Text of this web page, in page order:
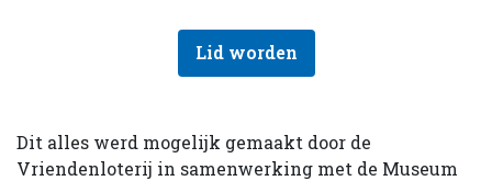
Lid worden
Dit alles werd mogelijk gemaakt door de
Vriendenloterij in samenwerking met de Museum